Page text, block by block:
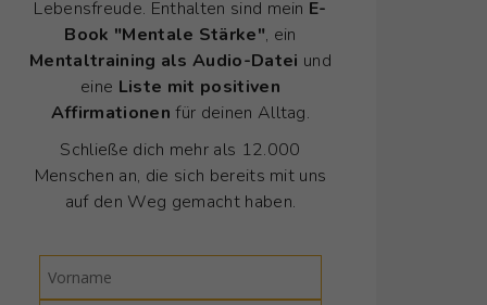
Lebensfreude. Enthalten sind mein E-
Book "Mentale Stärke", ein
Mentaltraining als Audio-Datei und
eine Liste mit positiven
Affirmationen für deinen Alltag.
Schließe dich mehr als 12.000
Menschen an, die sich bereits mit uns
auf den Weg gemacht haben.